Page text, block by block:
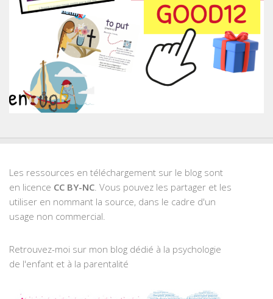
Les ressources en téléchargement sur le blog sont
en licence CC BY-NC . Vous pouvez les partager et les
utiliser en nommant la source, dans le cadre d'un
usage non commercial.
Retrouvez-moi sur mon blog dédié à la psychologie
de l'enfant et à la parentalité